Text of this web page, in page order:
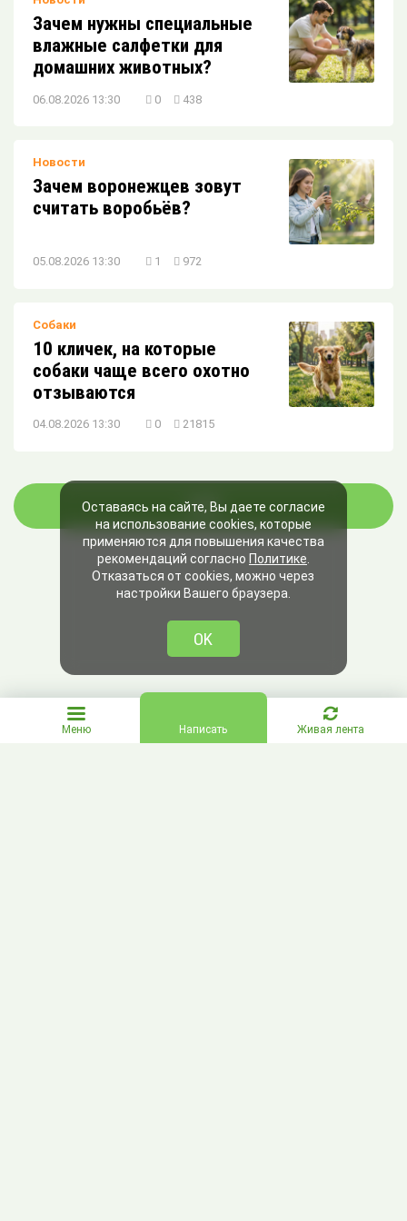
Какой домашний питомец подойдёт вам
по знаку зодиака?
Зачем нужны специальные
влажные салфетки для
домашних животных?
06.08.2026 13:30 0 438
Новости
Зачем воронежцев зовут
считать воробьёв?
05.08.2026 13:30 1 972
Собаки
10 кличек, на которые
собаки чаще всего охотно
отзываются
04.08.2026 13:30 0 21815
ЕЩЁ
Меню Написать Живая лента
Оставаясь на сайте, Вы даете согласие
на использование cookies, которые
применяются для повышения качества
рекомендаций согласно Политике
Отказаться от cookies, можно через
настройки Вашего браузера.
OK